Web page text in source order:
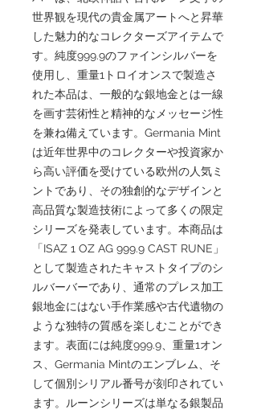
世界観を現代の貴金属アートへと昇華
した魅力的なコレクターズアイテムで
す。純度999.9のファインシルバーを
使用し、重量1トロイオンスで製造さ
れた本品は、一般的な銀地金とは一線
を画す芸術性と精神的なメッセージ性
を兼ね備えています。Germania Mint
は近年世界中のコレクターや投資家か
ら高い評価を受けている欧州の人気ミ
ントであり、その独創的なデザインと
高品質な製造技術によって多くの限定
シリーズを発表しています。本商品は
「ISAZ 1 OZ AG 999.9 CAST RUNE」
として製造されたキャストタイプのシ
ルバーバーであり、通常のプレス加工
銀地金にはない手作業感や古代遺物の
ような独特の質感を楽しむことができ
ます。表面には純度999.9、重量1オン
ス、Germania Mintのエンブレム、そ
して個別シリアル番号が刻印されてい
ます。ルーンシリーズは単なる銀製品